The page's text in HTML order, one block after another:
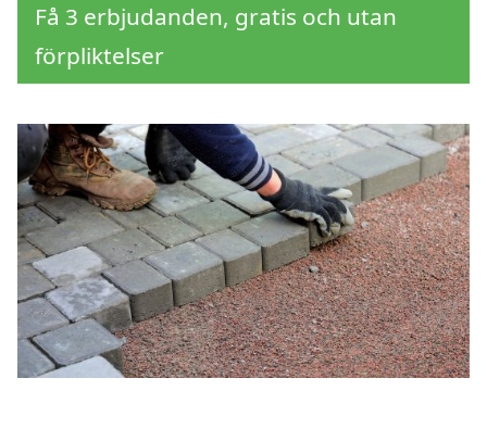
Få 3 erbjudanden, gratis och utan
förpliktelser